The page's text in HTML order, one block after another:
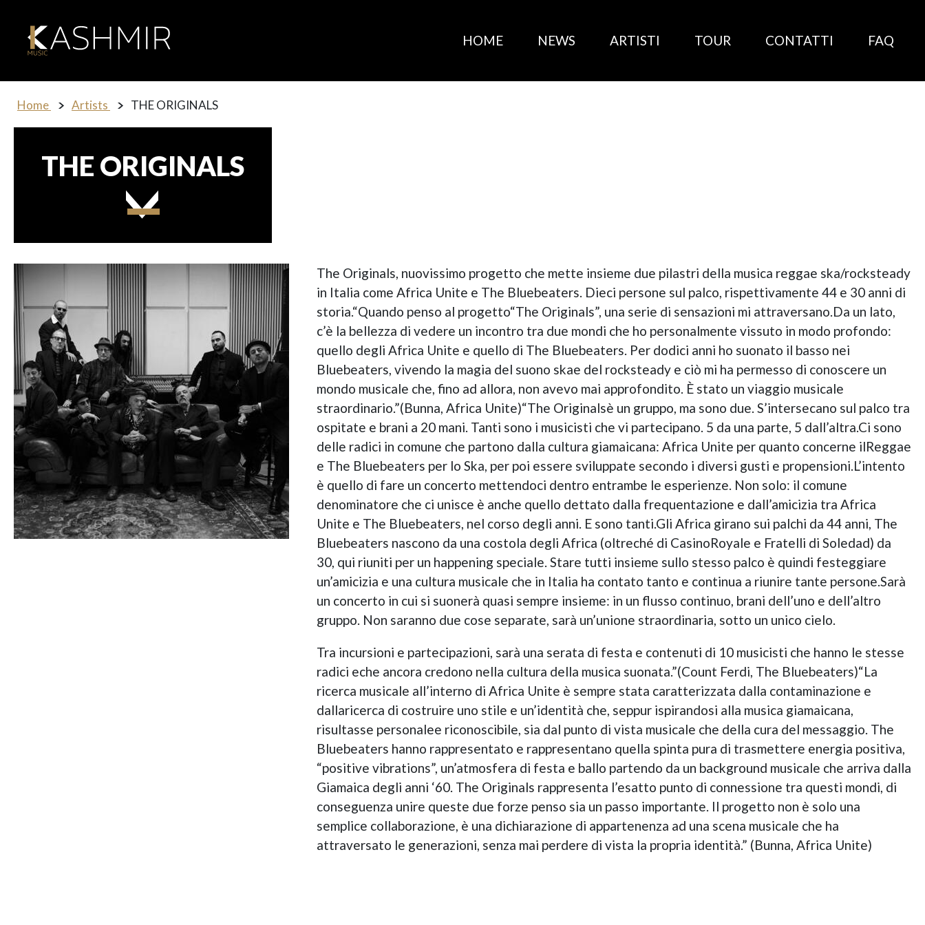
HOME NEWS ARTISTI TOUR CONTATTI FAQ
Home Artists THE ORIGINALS
THE ORIGINALS
The Originals, nuovissimo progetto che mette insieme due pilastri della musica reggae ska/rocksteady
in Italia come Africa Unite e The Bluebeaters. Dieci persone sul palco, rispettivamente 44 e 30 anni di
storia.“Quando penso al progetto“The Originals”, una serie di sensazioni mi attraversano.Da un lato,
c’è la bellezza di vedere un incontro tra due mondi che ho personalmente vissuto in modo profondo:
quello degli Africa Unite e quello di The Bluebeaters. Per dodici anni ho suonato il basso nei
Bluebeaters, vivendo la magia del suono skae del rocksteady e ciò mi ha permesso di conoscere un
mondo musicale che, fino ad allora, non avevo mai approfondito. È stato un viaggio musicale
straordinario.”(Bunna, Africa Unite)“The Originalsè un gruppo, ma sono due. S’intersecano sul palco tra
ospitate e brani a 20 mani. Tanti sono i musicisti che vi partecipano. 5 da una parte, 5 dall’altra.Ci sono
delle radici in comune che partono dalla cultura giamaicana: Africa Unite per quanto concerne ilReggae
e The Bluebeaters per lo Ska, per poi essere sviluppate secondo i diversi gusti e propensioni.L’intento
è quello di fare un concerto mettendoci dentro entrambe le esperienze. Non solo: il comune
denominatore che ci unisce è anche quello dettato dalla frequentazione e dall’amicizia tra Africa
Unite e The Bluebeaters, nel corso degli anni. E sono tanti.Gli Africa girano sui palchi da 44 anni, The
Bluebeaters nascono da una costola degli Africa (oltreché di CasinoRoyale e Fratelli di Soledad) da
30, qui riuniti per un happening speciale. Stare tutti insieme sullo stesso palco è quindi festeggiare
un’amicizia e una cultura musicale che in Italia ha contato tanto e continua a riunire tante persone.Sarà
un concerto in cui si suonerà quasi sempre insieme: in un flusso continuo, brani dell’uno e dell’altro
gruppo. Non saranno due cose separate, sarà un’unione straordinaria, sotto un unico cielo.
Tra incursioni e partecipazioni, sarà una serata di festa e contenuti di 10 musicisti che hanno le stesse
radici eche ancora credono nella cultura della musica suonata.”(Count Ferdi, The Bluebeaters)“La
ricerca musicale all’interno di Africa Unite è sempre stata caratterizzata dalla contaminazione e
dallaricerca di costruire uno stile e un’identità che, seppur ispirandosi alla musica giamaicana,
risultasse personalee riconoscibile, sia dal punto di vista musicale che della cura del messaggio. The
Bluebeaters hanno rappresentato e rappresentano quella spinta pura di trasmettere energia positiva,
“positive vibrations”, un’atmosfera di festa e ballo partendo da un background musicale che arriva dalla
Giamaica degli anni ‘60. The Originals rappresenta l’esatto punto di connessione tra questi mondi, di
conseguenza unire queste due forze penso sia un passo importante. Il progetto non è solo una
semplice collaborazione, è una dichiarazione di appartenenza ad una scena musicale che ha
attraversato le generazioni, senza mai perdere di vista la propria identità.” (Bunna, Africa Unite)